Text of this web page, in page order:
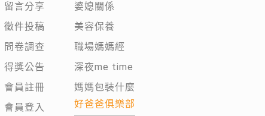
留言分享
徵件投稿
問卷調查
得獎公告
會員註冊
會員登入
婆媳關係
美容保養
職場媽媽經
深夜me time
媽媽包裝什麼
好爸爸俱樂部